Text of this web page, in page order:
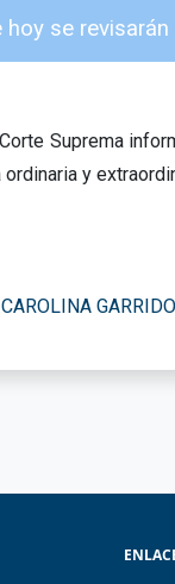
hoy se
Suprema
y